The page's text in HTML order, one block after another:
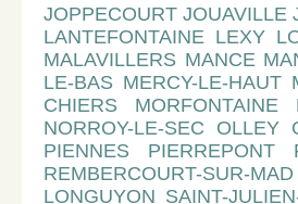
JOPPECOURT JOUAVILLE
LANTEFONTAINE LEXY
MALAVILLERS MANCE
LE-BAS MERCY-LE-HAUT
CHIERS MORFONTAINE
NORROY-LE-SEC OLLEY
PIENNES PIERREPONT
REMBERCOURT-SUR-
LONGUYON SAINT-